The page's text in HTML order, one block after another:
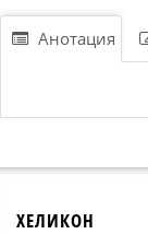
Анотация
ХЕЛИКОН